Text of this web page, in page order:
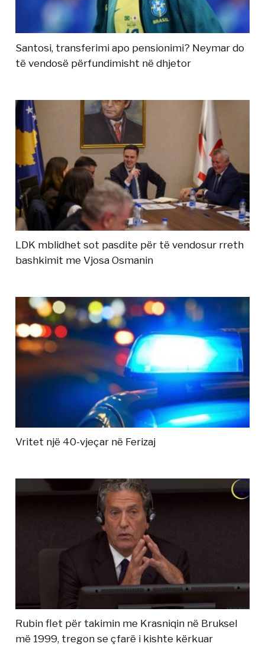
Santosi, transferimi apo pensionimi? Neymar do
të vendosë përfundimisht në dhjetor
LDK mblidhet sot pasdite për të vendosur rreth
bashkimit me Vjosa Osmanin
Vritet një 40-vjeçar në Ferizaj
Rubin flet për takimin me Krasniqin në Bruksel
më 1999, tregon se çfarë i kishte kërkuar